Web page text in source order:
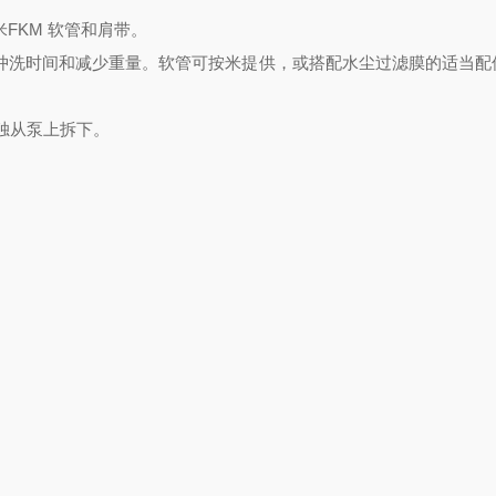
软管和肩带。
时间和减少重量。软管可按米提供，或搭配水尘过滤膜的适当
泵上拆下。